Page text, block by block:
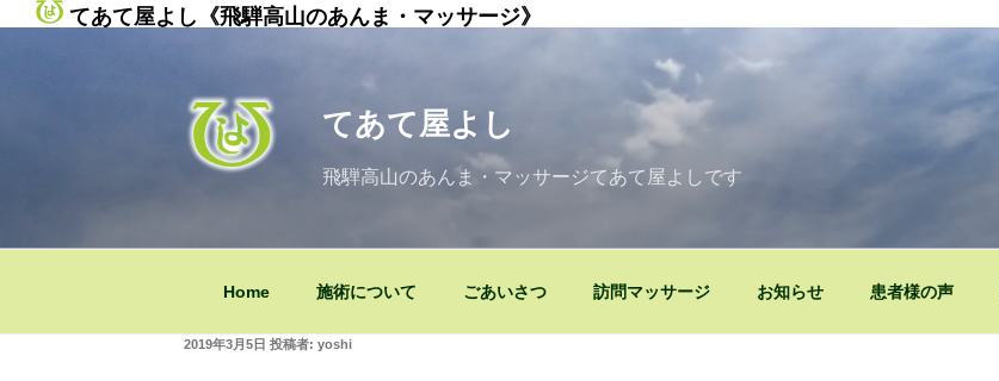
てあて屋よし《飛騨高山のあんま・マッサージ》
てあて屋よし
飛騨高山のあんま・マッサージてあて屋よしです
Home 施術について ごあいさつ 訪問マッサージ お知らせ 患者様の声
投
2019年3月5日 投稿者: yoshi